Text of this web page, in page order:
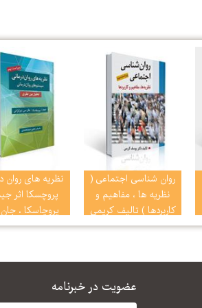
روان شناسی اجتماعی (
نظریه ها ، مفاهیم و
كاربردها ) تالیف كریمی
نظریه های روان
پروچسکا اثر
پروچاسکا ،
نورکراس ترجمه
عضویت در خبرنامه